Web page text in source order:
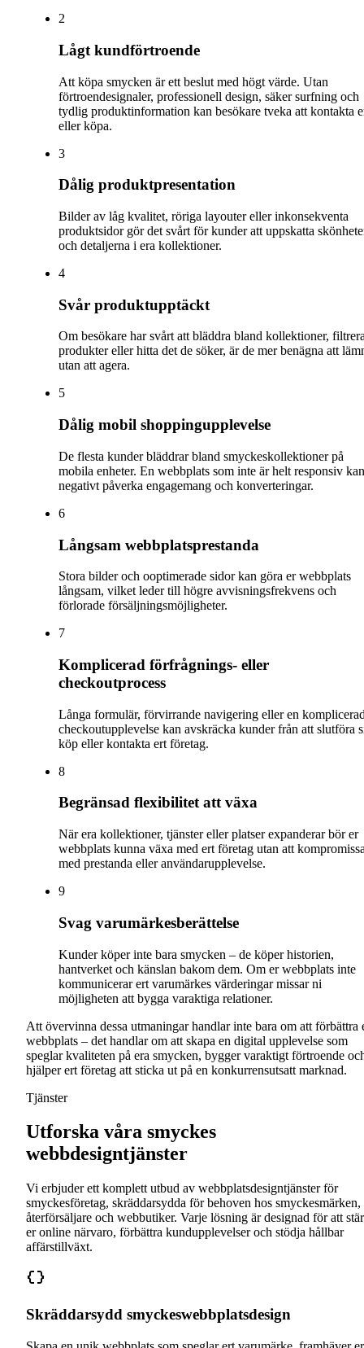
2
Lågt kundförtroende
Att köpa smycken är ett beslut med högt värde. Utan
förtroendesignaler, professionell design, säker surfning och
tydlig produktinformation kan besökare tveka att kontakta
eller köpa.
3
Dålig produktpresentation
Bilder av låg kvalitet, röriga layouter eller inkonsekventa
produktsidor gör det svårt för kunder att uppskatta
och detaljerna i era kollektioner.
4
Svår produktupptäckt
Om besökare har svårt att bläddra bland kollektioner,
produkter eller hitta det de söker, är de mer benägna att
utan att agera.
5
Dålig mobil shoppingupplevelse
De flesta kunder bläddrar bland smyckeskollektioner på
mobila enheter. En webbplats som inte är helt responsiv kan
negativt påverka engagemang och konverteringar.
6
Långsam webbplatsprestanda
Stora bilder och ooptimerade sidor kan göra er webbplats
långsam, vilket leder till högre avvisningsfrekvens och
förlorade försäljningsmöjligheter.
7
Komplicerad förfrågnings- eller
checkoutprocess
Långa formulär, förvirrande navigering eller en
checkoutupplevelse kan avskräcka kunder från att slutföra
köp eller kontakta ert företag.
8
Begränsad flexibilitet att växa
När era kollektioner, tjänster eller platser expanderar bör er
webbplats kunna växa med ert företag utan att
med prestanda eller användarupplevelse.
9
Svag varumärkesberättelse
Kunder köper inte bara smycken – de köper historien,
hantverket och känslan bakom dem. Om er webbplats inte
kommunicerar ert varumärkes värderingar missar ni
möjligheten att bygga varaktiga relationer.
Att övervinna dessa utmaningar handlar inte bara om att förbättra
webbplats – det handlar om att skapa en digital upplevelse som
speglar kvaliteten på era smycken, bygger varaktigt förtroende
hjälper ert företag att sticka ut på en konkurrensutsatt marknad.
Tjänster
Utforska våra smyckes
webbdesigntjänster
Vi erbjuder ett komplett utbud av webbplatsdesigntjänster för
smyckesföretag, skräddarsydda för behoven hos smyckesmärken,
återförsäljare och webbutiker. Varje lösning är designad för att
er online närvaro, förbättra kundupplevelser och stödja hållbar
affärstillväxt.
Skräddarsydd smyckeswebbplatsdesign